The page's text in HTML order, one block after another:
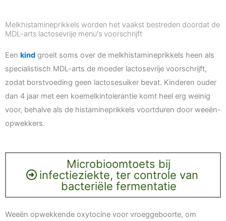
Melkhistamineprikkels worden het vaakst bestreden doordat de
MDL-arts lactosevrije menu's voorschrijft
Een kind groeit soms over de melkhistamineprikkels heen als
specialistisch MDL-arts de moeder lactosevrije voorschrijft,
zodat borstvoeding geen lactosesuiker bevat. Kinderen ouder
dan 4 jaar met een koemelkintolerantie komt heel erg weinig
voor, behalve als de histamineprikkels voortduren door weeën-
opwekkers.
Microbioomtoets bij
infectieziekte, ter controle van
bacteriële fermentatie
Weeën opwekkende oxytocine voor vroeggeboorte, om